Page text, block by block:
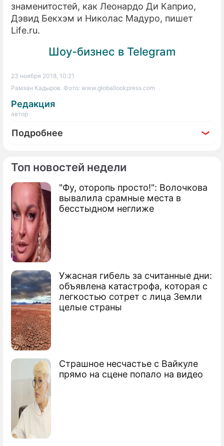
Топ новостей недели
"Фу, оторопь просто!": Волочкова
вывалила срамные места в
бесстыдном неглиже
Ужасная гибель за считанные дни:
объявлена катастрофа, которая с
легкостью сотрет с лица Земли
целые страны
Страшное несчастье с Вайкуле
прямо на сцене попало на видео
знаменитостей, как Леонардо Ди Каприо,
Дэвид Бекхэм и Николас Мадуро, пишет
Life.ru.
Шоу-бизнес в Telegram
23 ноября 2018, 10:21
Рамзан Кадыров. Фото: www.globallookpress.com
Редакция
автор
Подробнее
По теме
Продолжение: Порошенко
Рамзан Ахматович Кадыров
глава Чеченской Республики